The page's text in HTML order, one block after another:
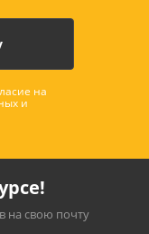
на
и
на свою почту